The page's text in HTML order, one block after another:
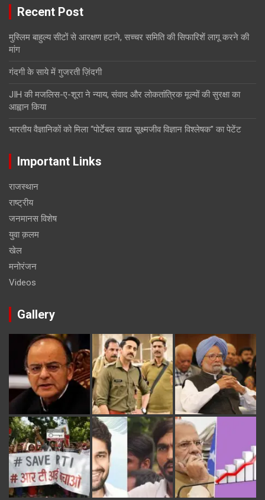
Recent Post
मुस्लिम बाहुल्य सीटों से आरक्षण हटाने, सच्चर समिति की सिफारिशें लागू करने की
मांग
गंदगी के साये में गुजरती ज़िंदगी
JIH की मजलिस-ए-शूरा ने न्याय, संवाद और लोकतांत्रिक मूल्यों की सुरक्षा का
आह्वान किया
भारतीय वैज्ञानिकों को मिला “पोर्टेबल खाद्य सूक्ष्मजीव विज्ञान विश्लेषक” का पेटेंट
Important Links
राजस्थान
राष्ट्रीय
जनमानस विशेष
युवा क़लम
खेल
मनोरंजन
Videos
Gallery